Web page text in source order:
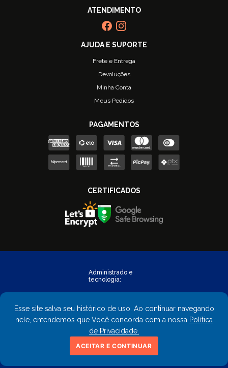
Esse site salva seu histórico de uso. Ao continuar navegando
nele, entendemos que Você concorda com a nossa Política
de Privacidade.
ACEITAR E CONTINUAR
Frete e Entrega
Devoluções
Minha Conta
Meus Pedidos
Copyright © 2023 - FastObra. Todos os direitos reservados.
CNPJ: 02.559.428/0001-02